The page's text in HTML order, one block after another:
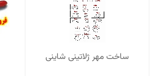
ساخت مهر ژلاتینی شاینی